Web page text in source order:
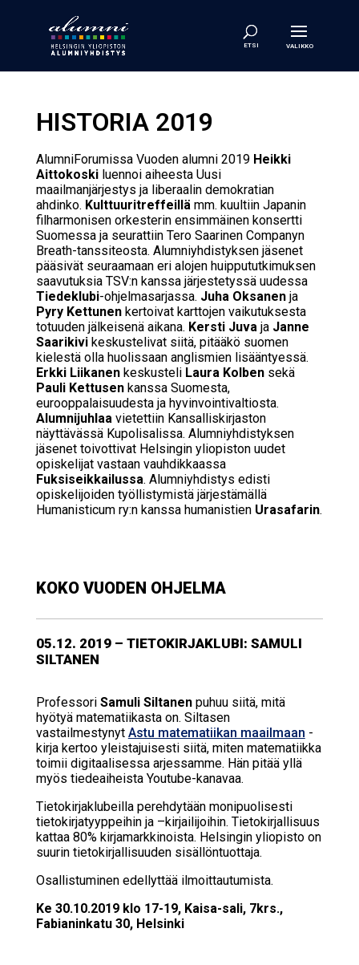
HISTORIA 2019
AlumniForumissa Vuoden alumni 2019 Heikki
Aittokoskiluennoi aiheesta Uusi
maailmanjärjestys ja liberaalin demokratian
ahdinko. Kulttuuritreffeillämm. kuultiin Japanin
filharmonisen orkesterin ensimmäinen konsertti
Suomessa ja seurattiin Tero Saarinen Companyn
Breath-tanssiteosta. Alumniyhdistyksen jäsenet
pääsivät seuraamaan eri alojen huippututkimuksen
saavutuksia TSV:n kanssa järjestetyssä uudessa
Tiedeklubi-ohjelmasarjassa. Juha Oksanenja
Pyry Kettunenkertoivat karttojen vaikutuksesta
totuuden jälkeisenä aikana. Kersti Juvaja Janne
Saarikivikeskustelivat siitä, pitääkö suomen
kielestä olla huolissaan anglismien lisääntyessä.
Erkki Liikanenkeskusteli Laura Kolbensekä
Pauli Kettusenkanssa Suomesta,
eurooppalaisuudesta ja hyvinvointivaltiosta.
Alumnijuhlaavietettiin Kansalliskirjaston
näyttävässä Kupolisalissa. Alumniyhdistyksen
jäsenet toivottivat Helsingin yliopiston uudet
opiskelijat vastaan vauhdikkaassa
Fuksiseikkailussa. Alumniyhdistys edisti
opiskelijoiden työllistymistä järjestämällä
Humanisticum ry:n kanssa humanistien Urasafarin.
KOKO VUODEN OHJELMA
05.12. 2019 – TIE­TO­KIR­JAKLU­BI: SA­MU­LI
SIL­TA­NEN
Professori Samuli Siltanenpuhuu siitä, mitä
hyötyä matematiikasta on. Siltasen
vastailmestynyt Astu matematiikan maailmaan -
kirja kertoo yleistajuisesti siitä, miten matematiikka
toimii digitaalisessa arjessamme. Hän pitää yllä
myös tiedeaiheista Youtube-kanavaa.
Tietokirjaklubeilla perehdytään monipuolisesti
tietokirjatyyppeihin ja –kirjailijoihin. Tietokirjallisuus
kattaa 80% kirjamarkkinoista. Helsingin yliopisto on
suurin tietokirjallisuuden sisällöntuottaja.
Osallistuminen edellyttää ilmoittautumista.
Ke 30.10.2019 klo 17-19, Kaisa-sali, 7krs.,
Fabianinkatu 30, Helsinki